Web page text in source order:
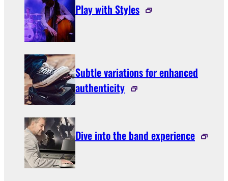
Play with Styles
Subtle variations for enhanced
authenticity
Dive into the band experience